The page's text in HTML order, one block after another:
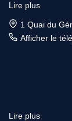
Lire plus
1 Quai du
Afficher le
Lire plus